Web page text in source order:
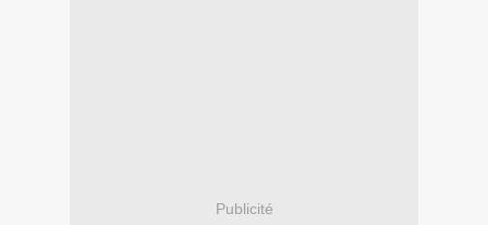
Publicité